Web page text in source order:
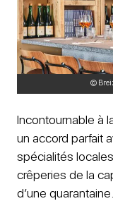
©
Incontournable à
un accord parfait
spécialités
crêperies de la
d’une